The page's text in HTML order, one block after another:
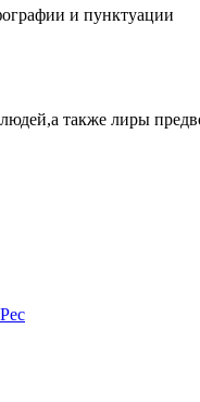
и пунктуации
также лиры